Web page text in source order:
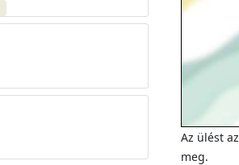
Az ülést az
meg.